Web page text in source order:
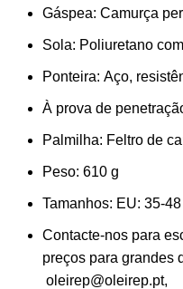
Gáspea: Camurça
Sola: Poliuretano
Ponteira: Aço,
À prova de
Palmilha: Feltro de
Peso: 610 g
Tamanhos: EU: 35-
Contacte-nos para
preços para grandes
oleirep@oleirep.pt,